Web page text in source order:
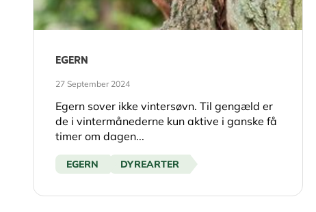
EGERN
27 September 2024
Egern sover ikke vintersøvn. Til gengæld er
de i vintermånederne kun aktive i ganske få
timer om dagen...
EGERN DYREARTER